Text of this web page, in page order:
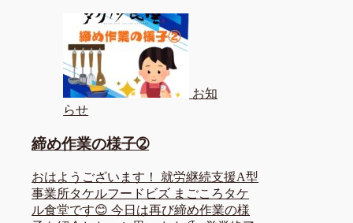
お知
らせ
締め作業の様子➁
おはようございます！ 就労継続支援A型
事業所タケルフードビズ まごころタケ
ル食堂です😊 今日は再び締め作業の様